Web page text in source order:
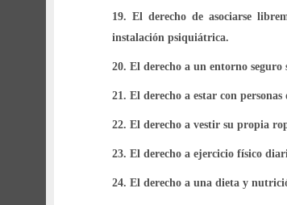
19. El derecho de asociarse
instalación psiquiátrica.
20. El derecho a un entorno seguro
21. El derecho a estar con personas
22. El derecho a vestir su propia
23. El derecho a ejercicio físico
24. El derecho a una dieta y